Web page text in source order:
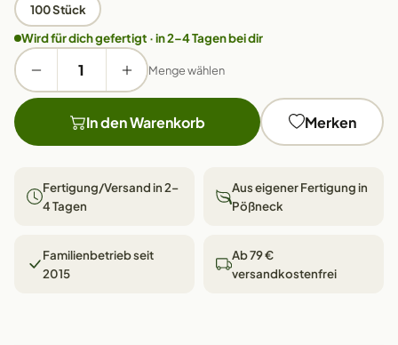
100 Stück
Wird für dich gefertigt · in 2–4 Tagen bei dir
Menge wählen
In den Warenkorb Merken
Fertigung/Versand in 2–
4 Tagen
Aus eigener Fertigung in
Pößneck
Familienbetrieb seit
2015
Ab 79 €
versandkostenfrei